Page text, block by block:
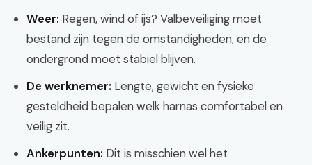
Weer: Regen, wind of ijs? Valbeveiliging moet
bestand zijn tegen de omstandigheden, en de
ondergrond moet stabiel blijven.
De werknemer: Lengte, gewicht en fysieke
gesteldheid bepalen welk harnas comfortabel en
veilig zit.
Ankerpunten: Dit is misschien wel het